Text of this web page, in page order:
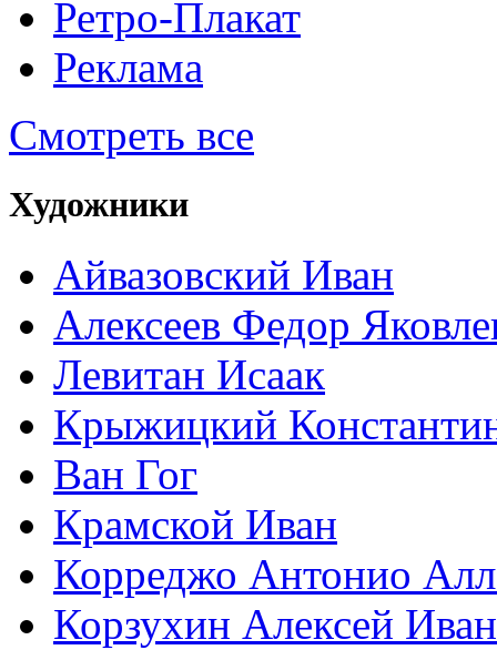
Ретро-Плакат
Реклама
Смотреть все
Художники
Айвазовский Иван
Алексеев Федор
Левитан Исаак
Крыжицкий
Ван Гог
Крамской Иван
Корреджо Антонио
Корзухин Алексей